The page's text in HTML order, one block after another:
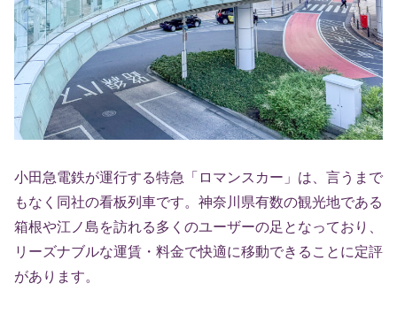
小田急電鉄が運行する特急「ロマンスカー」は、言うまで
もなく同社の看板列車です。神奈川県有数の観光地である
箱根や江ノ島を訪れる多くのユーザーの足となっており、
リーズナブルな運賃・料金で快適に移動できることに定評
があります。